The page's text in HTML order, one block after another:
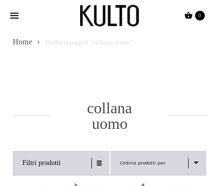
0
Home Products tagged “collana uomo”
collana
uomo
Filtri prodotti Ordina prodotti per